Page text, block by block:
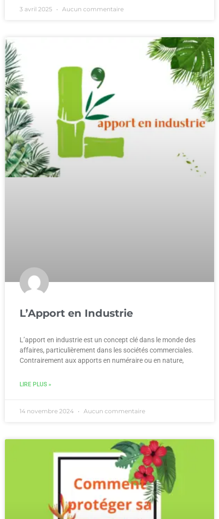
3 avril 2025 Aucun commentaire
L’Apport en Industrie
L’apport en industrie est un concept clé dans le monde des
affaires, particulièrement dans les sociétés commerciales.
Contrairement aux apports en numéraire ou en nature,
LIRE PLUS »
14 novembre 2024 Aucun commentaire